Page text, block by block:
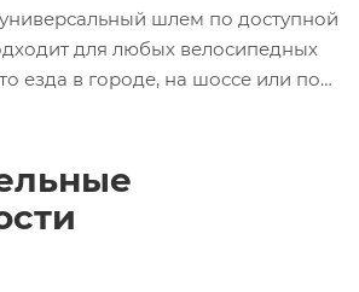
шлем по доступной
для любых велосипедных
езда в городе, на шоссе или по